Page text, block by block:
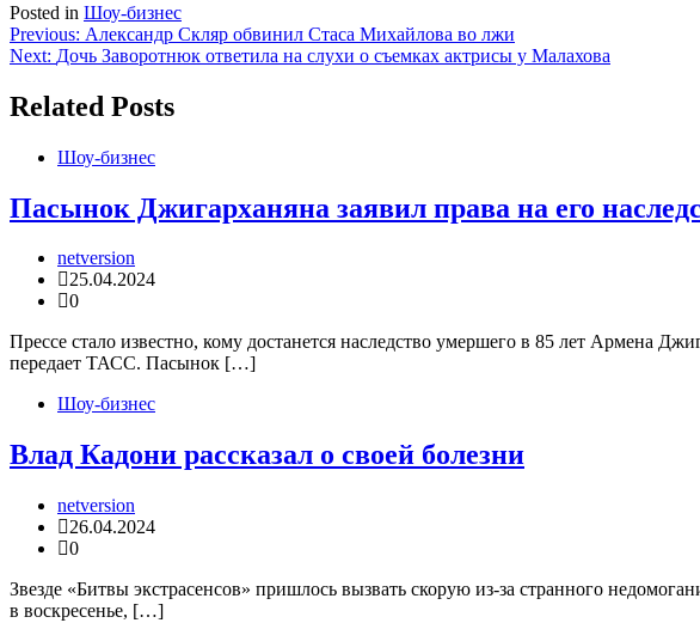
Posted in Шоу-бизнес
Навигация
по
записям
Previous: Александр Скляр обвинил Стаса Михайлова во лжи
Next: Дочь Заворотнюк ответила на слухи о съемках актрисы у Малахова
Related Posts
Шоу-бизнес
Пасынок Джигарханяна заявил права на его
netversion
25.04.2024
0
Прессе стало известно, кому достанется наследство умершего в 85 лет Армена
передает ТАСС. Пасынок […]
Шоу-бизнес
Влад Кадони рассказал о своей болезни
netversion
26.04.2024
0
Звезде «Битвы экстрасенсов» пришлось вызвать скорую из-за странного
в воскресенье, […]